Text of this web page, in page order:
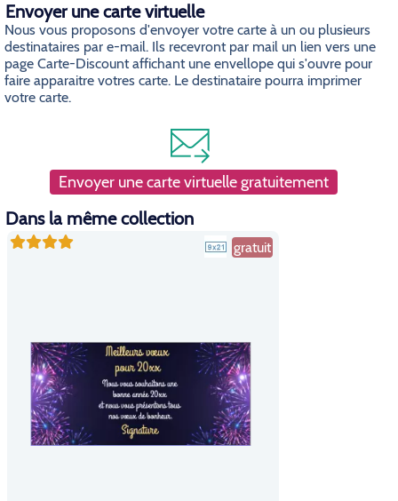
Envoyer une carte virtuelle
Nous vous proposons d'envoyer votre carte à un ou plusieurs
destinataires par e-mail. Ils recevront par mail un lien vers une
page Carte-Discount affichant une envellope qui s'ouvre pour
faire apparaitre votres carte. Le destinataire pourra imprimer
votre carte.
Envoyer une carte virtuelle gratuitement
Dans la même collection
gratuit